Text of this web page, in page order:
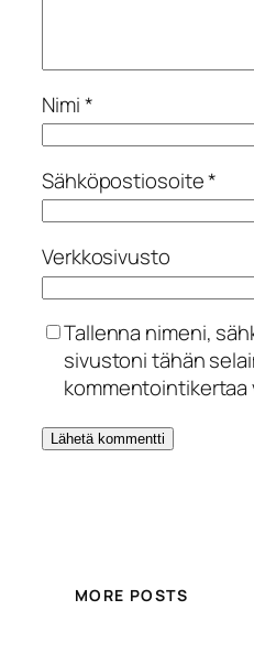
Nimi*
Sähköpostiosoite*
Verkkosivusto
Tallenna nimeni,
sivustoni tähän
kommentointikertaa
MORE POSTS